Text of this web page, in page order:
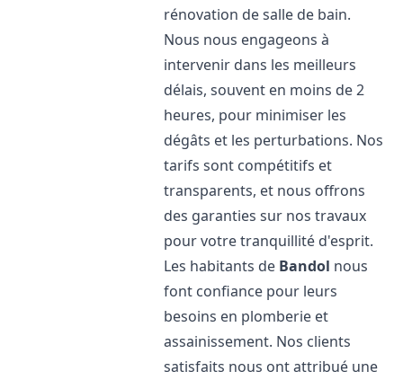
rénovation de salle de bain.
Nous nous engageons à
intervenir dans les meilleurs
délais, souvent en moins de 2
heures, pour minimiser les
dégâts et les perturbations. Nos
tarifs sont compétitifs et
transparents, et nous offrons
des garanties sur nos travaux
pour votre tranquillité d'esprit.
Les habitants de Bandol nous
font confiance pour leurs
besoins en plomberie et
assainissement. Nos clients
satisfaits nous ont attribué une